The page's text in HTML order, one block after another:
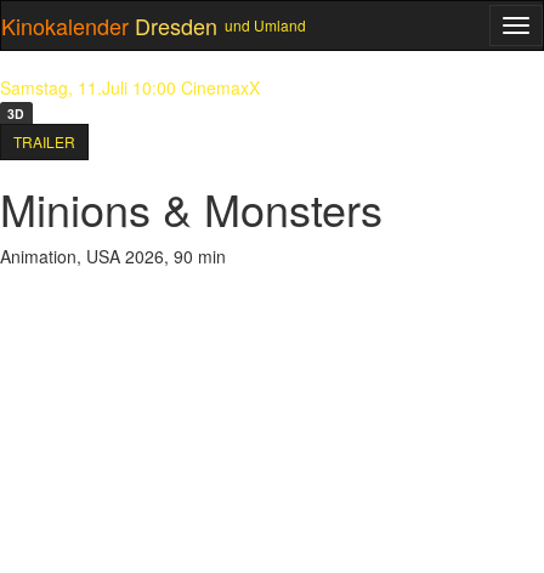
Kinokalender Dresden und Umland
Samstag, 11.Juli 10:00 CinemaxX
3D
TRAILER
Minions & Monsters
Animation, USA 2026, 90 min